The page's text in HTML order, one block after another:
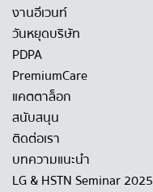
งานอีเวนท์
วันหยุดบริษัท
PDPA
PremiumCare
แคตตาล็อก
สนับสนุน
ติดต่อเรา
บทความแนะนำ
LG & HSTN Seminar 2025